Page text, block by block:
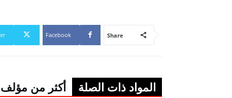
Share
Facebook
المواد ذات الصلة أكثر من مؤلف